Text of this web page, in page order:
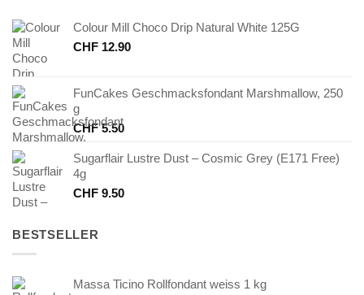
Colour Mill Choco Drip Natural White 125G
CHF 12.90
FunCakes Geschmacksfondant Marshmallow, 250
g
CHF5.50
Sugarflair Lustre Dust – Cosmic Grey (E171 Free)
4g
CHF 9.50
BESTSELLER
Massa Ticino Rollfondant weiss 1 kg